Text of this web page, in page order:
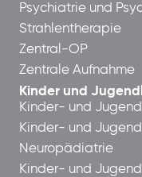
Psychiatrie und
Strahlentherapie
Zentral-OP
Zentrale Aufnahme
Kinder und
Kinder- und
Kinder- und
Neuropädiatrie
Kinder- und